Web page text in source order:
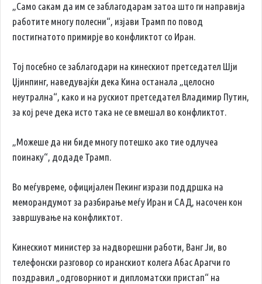
„Само сакам да им се заблагодарам затоа што ги направија
работите многу полесни“, изјави Трамп по повод
постигнатото примирје во конфликтот со Иран.
Тој посебно се заблагодари на кинескиот претседател Шји
Џјинпинг, наведувајќи дека Кина останала „целосно
неутрална“, како и на рускиот претседател Владимир Путин,
за кој рече дека исто така не се вмешал во конфликтот.
„Можеше да ни биде многу потешко ако тие одлучеа
поинаку“, додаде Трамп.
Во меѓувреме, официјален Пекинг изрази поддршка на
меморандумот за разбирање меѓу Иран и САД, насочен кон
завршување на конфликтот.
Кинескиот министер за надворешни работи, Ванг Ји, во
телефонски разговор со иранскиот колега Абас Арагчи го
поздравил „одговорниот и дипломатски пристап“ на